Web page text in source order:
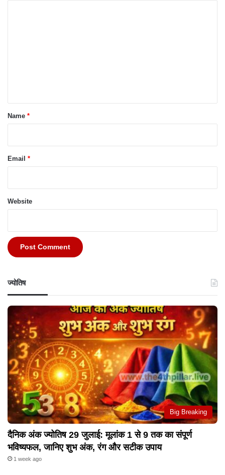
*
Name *
Email *
Website
ज्योतिष
Big Breaking
दैनिक अंक ज्योतिष 29 जुलाई: मूलांक 1 से 9 तक का संपूर्ण
भविष्यफल, जानिए शुभ अंक, रंग और सटीक उपाय
1 week ago